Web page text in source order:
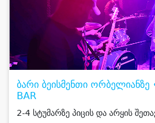
ბარი ბეისმენთი ორბელიანზე
BAR
2-4 სტუმარზე პიცის და არყის